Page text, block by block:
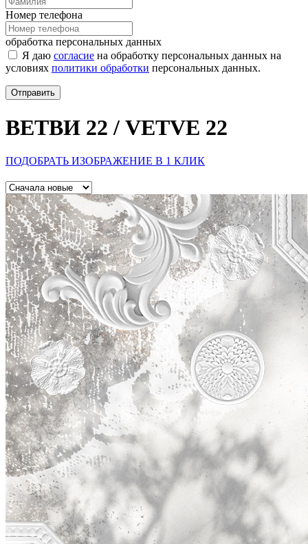
Номер телефона
обработка персональных данных
Я даю согласие на обработку персональных данных на
условиях политики обработки персональных данных.
Отправить
ВЕТВИ 22 / VETVE 22
ПОДОБРАТЬ ИЗОБРАЖЕНИЕ В 1 КЛИК